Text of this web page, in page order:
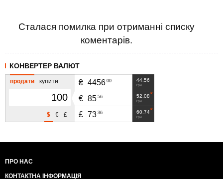
Сталася помилка при отриманні списку
коментарів.
КОНВЕРТЕР ВАЛЮТ
продати купити
£
€
$
44.56
грн
₴ 4456 00
52.08
грн
€ 85 56
60.74
грн
£ 73 36
ПРО НАС
КОНТАКТНА ІНФОРМАЦІЯ